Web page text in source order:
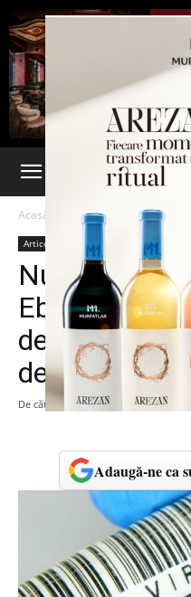
Acasă Articole
Articole
Nu numai
Ebola:
de animale
de boală
De către 7est - 26 ianuarie 2015
Adaugă-ne ca